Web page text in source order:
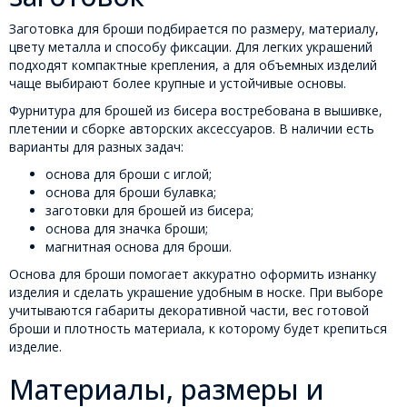
Заготовка для броши подбирается по размеру, материалу,
цвету металла и способу фиксации. Для легких украшений
подходят компактные крепления, а для объемных изделий
чаще выбирают более крупные и устойчивые основы.
Фурнитура для брошей из бисера востребована в вышивке,
плетении и сборке авторских аксессуаров. В наличии есть
варианты для разных задач:
основа для броши с иглой;
основа для броши булавка;
заготовки для брошей из бисера;
основа для значка броши;
магнитная основа для броши.
Основа для броши помогает аккуратно оформить изнанку
изделия и сделать украшение удобным в носке. При выборе
учитываются габариты декоративной части, вес готовой
броши и плотность материала, к которому будет крепиться
изделие.
Материалы, размеры и